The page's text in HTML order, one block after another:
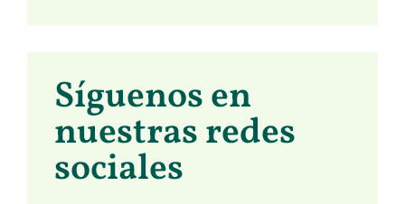
Síguenos en
nuestras redes
sociales